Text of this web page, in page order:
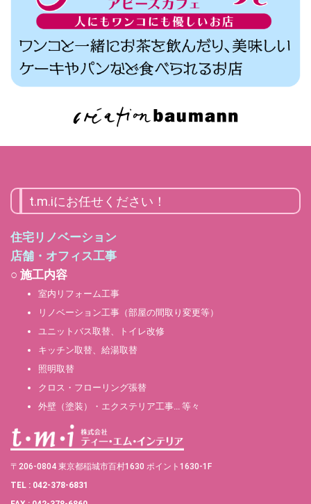
t.m.iにお任せください！
住宅リノベーション
店舗・オフィス工事
○ 施工内容
室内リフォーム工事
リノベーション工事（部屋の間取り変更等）
ユニットバス取替、トイレ改修
キッチン取替、給湯取替
照明取替
クロス・フローリング張替
外壁（塗装）・エクステリア工事… 等々
〒206-0804 東京都稲城市百村1630 ポイント1630-1F
TEL : 042-378-6831